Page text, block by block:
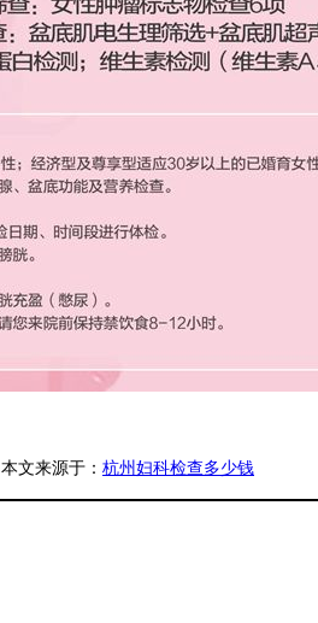
本文来源于： 杭州妇科检查多少钱